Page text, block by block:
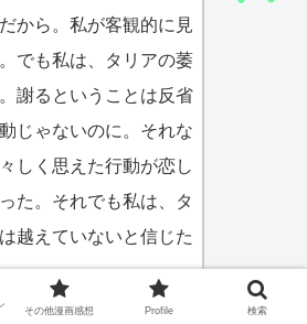
から。私が客観的に見
でも私は、タリアの萎
謝るということは反省
じゃないのに。それな
しく思えた行動が恋し
た。それでも私は、タ
越えていないと信じた
その他漫画感想 Profile 検索